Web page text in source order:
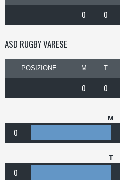
0 0
ASD RUGBY VARESE
POSIZIONE M T
0 0
M
0
T
0